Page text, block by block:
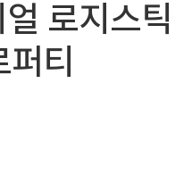
로지스틱
티